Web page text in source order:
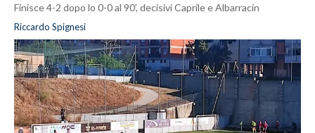
Finisce 4-2 dopo lo 0-0 al 90’, decisivi Caprile e Albarracín
Riccardo Spignesi